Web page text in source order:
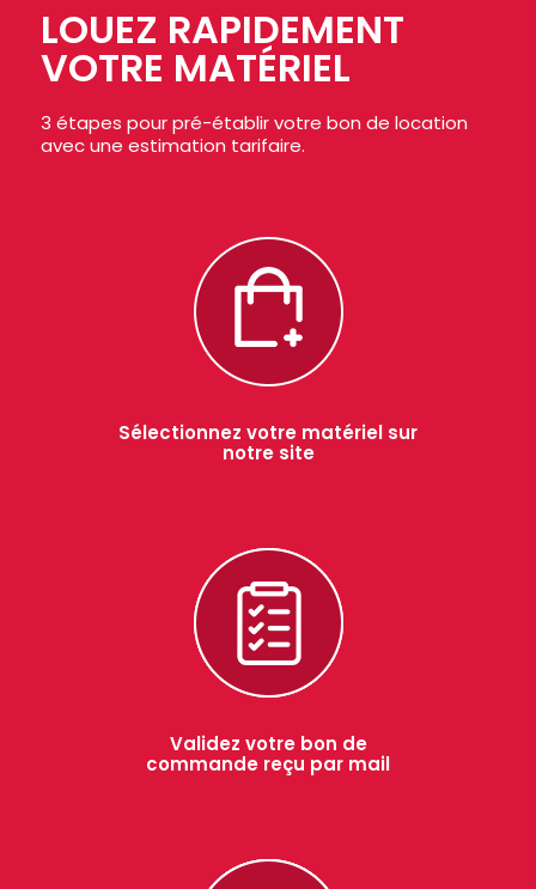
LOUEZ RAPIDEMENT
VOTRE MATÉRIEL
3 étapes pour pré-établir votre bon de location
avec une estimation tarifaire.
Sélectionnez votre matériel sur
notre site
Validez votre bon de
commande reçu par mail